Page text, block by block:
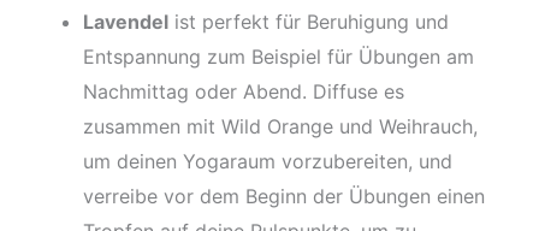
Lavendel ist perfekt für Beruhigung und
Entspannung zum Beispiel für Übungen am
Nachmittag oder Abend. Diffuse es
zusammen mit Wild Orange und Weihrauch,
um deinen Yogaraum vorzubereiten, und
verreibe vor dem Beginn der Übungen einen